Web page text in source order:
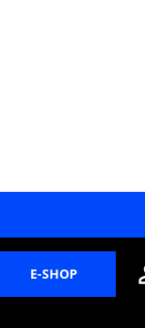
E-SHOP